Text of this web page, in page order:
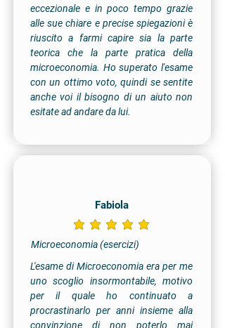
eccezionale e in poco tempo grazie
alle sue chiare e precise spiegazioni è
riuscito a farmi capire sia la parte
teorica che la parte pratica della
microeconomia. Ho superato l'esame
con un ottimo voto, quindi se sentite
anche voi il bisogno di un aiuto non
esitate ad andare da lui.
Fabiola
la valutazione media è 5 su
Microeconomia (esercizi)
L'esame di Microeconomia era per me
uno scoglio insormontabile, motivo
per il quale ho continuato a
procrastinarlo per anni insieme alla
convinzione di non poterlo mai